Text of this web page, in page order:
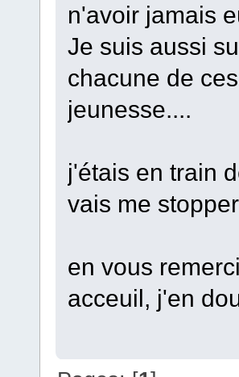
n'avoir jamais
Je suis aussi
chacune de
jeunesse....
j'étais en train
vais me
en vous
acceuil, j'en